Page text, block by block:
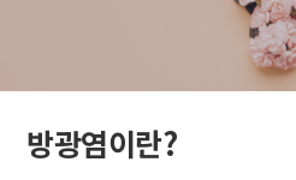
방광염이란?